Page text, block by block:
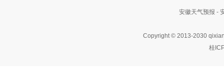
安徽天气预报 -
Copyright © 2013-2030
桂